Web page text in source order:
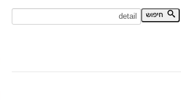
חיפוש מילת מפתח: